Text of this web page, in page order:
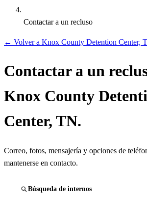
Contactar a un recluso
← Volver a Knox County Detention Center,
Contactar a un
Knox County
Center, TN.
Correo, fotos, mensajería y opciones de
mantenerse en contacto.
Búsqueda de internos